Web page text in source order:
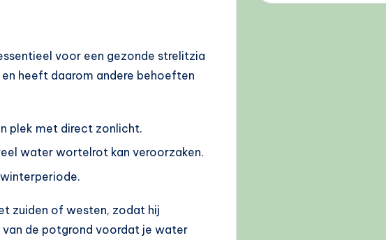
voor een gezonde strelitzia
heeft daarom andere behoeften
plek met direct zonlicht.
water wortelrot kan veroorzaken.
zuiden of westen, zodat hij
de potgrond voordat je water